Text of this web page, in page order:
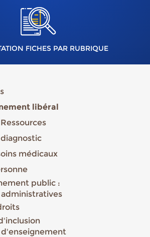
FICHES PAR RUBRIQUE
libéral
médicaux
public :
d'enseignement